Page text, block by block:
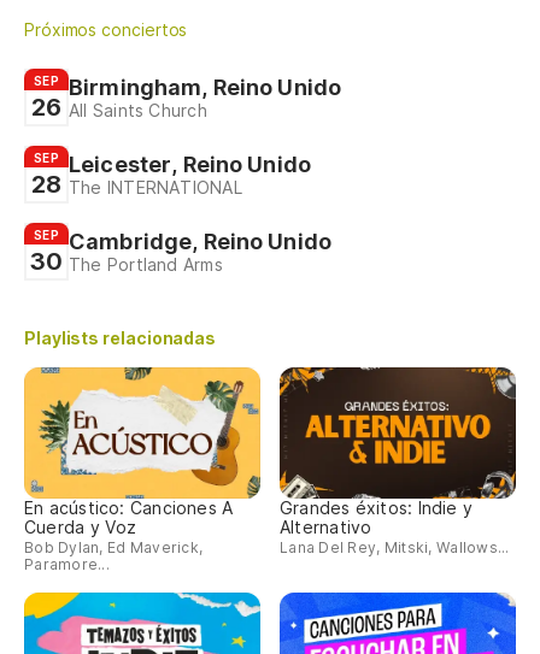
Próximos conciertos
SEP
26
Birmingham, Reino Unido
All Saints Church
SEP
28
Leicester, Reino Unido
The INTERNATIONAL
SEP
30
Cambridge, Reino Unido
The Portland Arms
Playlists relacionadas
En acústico: Canciones A
Cuerda y Voz
Bob Dylan, Ed Maverick,
Paramore...
Grandes éxitos: Indie y
Alternativo
Lana Del Rey, Mitski, Wallows...